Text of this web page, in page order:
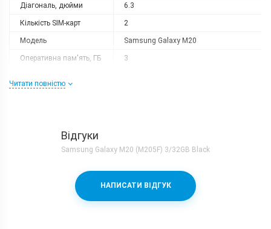
Діагональ, дюйми 6.3
Кількість SIM-карт 2
Модель Samsung Galaxy M20
Оперативна пам'ять, ГБ 3
Кількість ядер 8
Читати повністю
Відгуки
Samsung Galaxy M20 (M205F) 3/32GB Black
НАПИСАТИ ВІДГУК